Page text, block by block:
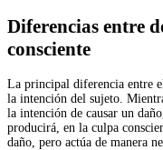
Diferencias entre
consciente
La principal diferencia entre
la intención del sujeto.
la intención de causar un
producirá, en la culpa
daño, pero actúa de manera